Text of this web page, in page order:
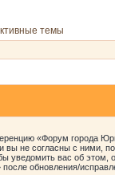
темы
«Форум города
вы не согласны с ними,
уведомить вас об этом,
обновления/